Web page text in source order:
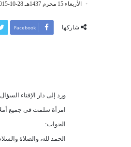
الأربعاء 15 محرم 1437هـ 28-10-2015م
شاركها Facebook
ورد إلى دار الإفتاء السؤال
امرأة سلمت في جميع
الجواب:
الحمد لله، والصلاة